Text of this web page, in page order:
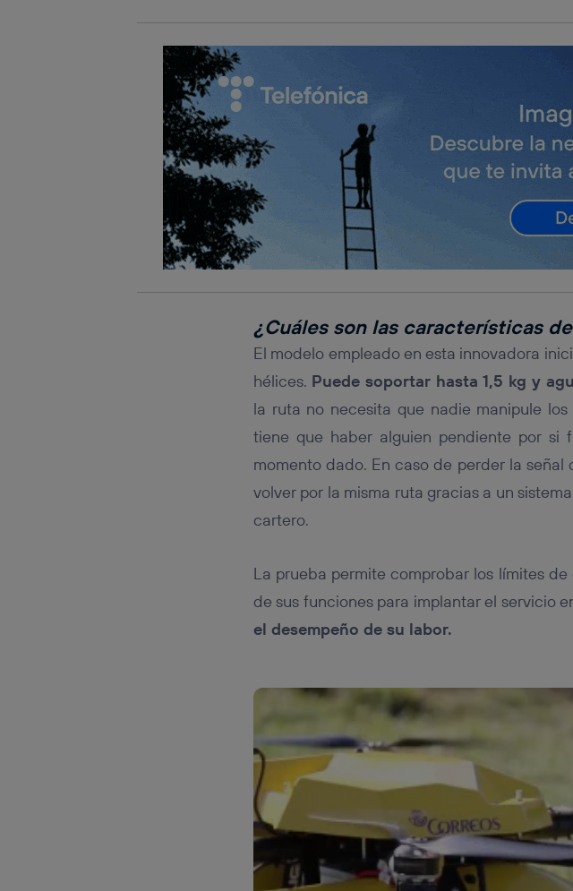
¿Cuáles son las características
El modelo empleado en esta innovadora
hélices. Puede soportar hasta 1,5 kg y
la ruta no necesita que nadie manipule
tiene que haber alguien pendiente por si
momento dado. En caso de perder la
volver por la misma ruta gracias a un
cartero.
La prueba permite comprobar los límites
de sus funciones para implantar el servicio
el desempeño de su labor.